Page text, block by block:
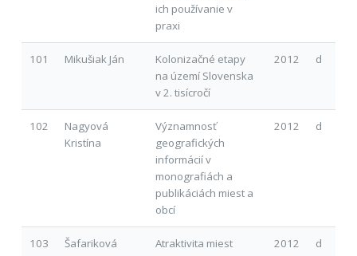
ich používanie v
praxi
101 Mikušiak Ján
Kolonizačné etapy
na území Slovenska
v 2. tisícročí
2012 d
102
Nagyová
Kristína
Významnosť
geografických
informácií v
monografiách a
publikáciách miest a
obcí
2012 d
103
Šafariková
Atraktivita miest
2012 d